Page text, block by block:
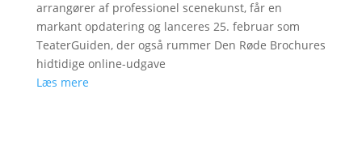
arrangører af professionel scenekunst, får en
markant opdatering og lanceres 25. februar som
TeaterGuiden, der også rummer Den Røde Brochures
hidtidige online-udgave
Læs mere